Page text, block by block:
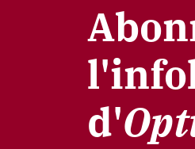
d'